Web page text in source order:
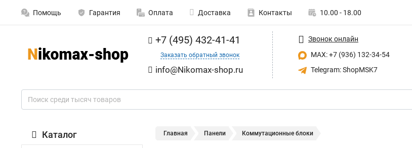
Помощь Гарантия Оплата Доставка Контакты 10.00 - 18.00
+7 (495) 432-41-41
Заказать обратный звонок
info@Nikomax-shop.ru
Звонок онлайн
MAX: +7 (936) 132-34-54
Telegram: ShopMSK7
Каталог Главная Панели Коммутационные блоки